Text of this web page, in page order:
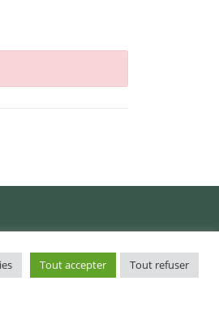
sociale (CCAS) /
Tout accepter Tout refuser